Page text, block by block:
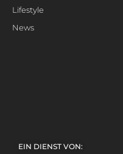
Lifestyle
News
EIN DIENST VON: